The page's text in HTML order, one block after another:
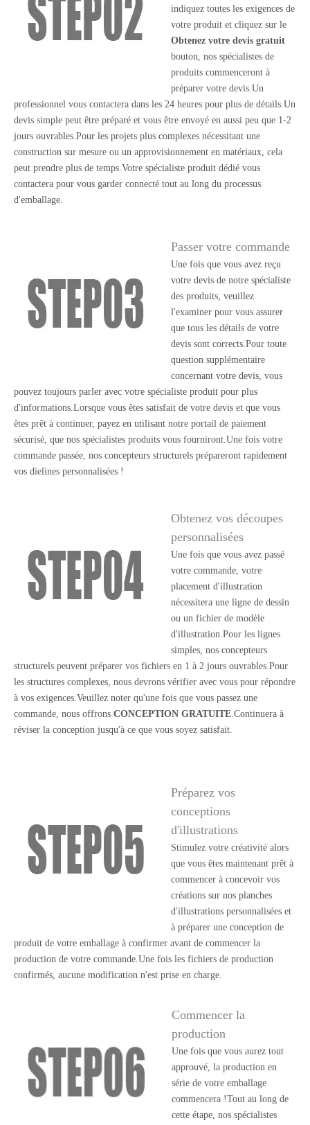
indiquez toutes les exigences de
votre produit et cliquez sur le
Obtenez votre devis gratuit
bouton, nos spécialistes de
produits commenceront à
préparer votre devis.Un
professionnel vous contactera dans les 24 heures pour plus de détails.Un
devis simple peut être préparé et vous être envoyé en aussi peu que 1-2
jours ouvrables.Pour les projets plus complexes nécessitant une
construction sur mesure ou un approvisionnement en matériaux, cela
peut prendre plus de temps.Votre spécialiste produit dédié vous
contactera pour vous garder connecté tout au long du processus
d'emballage.
Passer votre commande
Une fois que vous avez reçu
votre devis de notre spécialiste
des produits, veuillez
l'examiner pour vous assurer
que tous les détails de votre
devis sont corrects.Pour toute
question supplémentaire
concernant votre devis, vous
pouvez toujours parler avec votre spécialiste produit pour plus
d'informations.Lorsque vous êtes satisfait de votre devis et que vous
êtes prêt à continuer, payez en utilisant notre portail de paiement
sécurisé, que nos spécialistes produits vous fourniront.Une fois votre
commande passée, nos concepteurs structurels prépareront rapidement
vos dielines personnalisées !
Obtenez vos découpes
personnalisées
Une fois que vous avez passé
votre commande, votre
placement d'illustration
nécessitera une ligne de dessin
ou un fichier de modèle
d'illustration.Pour les lignes
simples, nos concepteurs
structurels peuvent préparer vos fichiers en 1 à 2 jours ouvrables.Pour
les structures complexes, nous devrons vérifier avec vous pour répondre
à vos exigences.Veuillez noter qu'une fois que vous passez une
commande, nous offrons CONCEPTION GRATUITE.Continuera à
réviser la conception jusqu'à ce que vous soyez satisfait.
Préparez vos
conceptions
d'illustrations
Stimulez votre créativité alors
que vous êtes maintenant prêt à
commencer à concevoir vos
créations sur nos planches
d'illustrations personnalisées et
à préparer une conception de
produit de votre emballage à confirmer avant de commencer la
production de votre commande.Une fois les fichiers de production
confirmés, aucune modification n'est prise en charge.
Commencer la
production
Une fois que vous aurez tout
approuvé, la production en
série de votre emballage
commencera !Tout au long de
cette étape, nos spécialistes